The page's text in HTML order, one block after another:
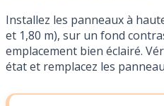
Installez les panneaux à
et 1,80 m), sur un fond
emplacement bien éclairé.
état et remplacez les